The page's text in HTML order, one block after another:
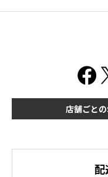
店舗ごと
配